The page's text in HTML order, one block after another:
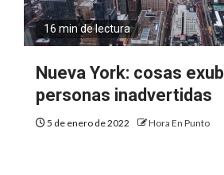
16 min de lectura
Nueva York: cosas
personas inadvertidas
5 de enero de 2022 Hora En Punto